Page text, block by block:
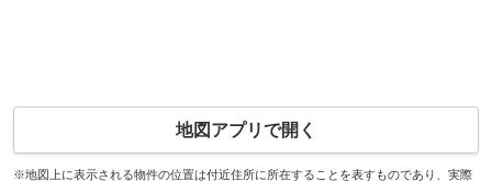
地図アプリで開く
※地図上に表示される物件の位置は付近住所に所在することを表すものであり、実際